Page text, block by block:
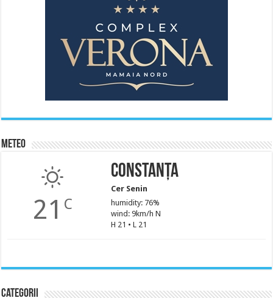
Meteo
21 C
Constanța
Cer Senin
humidity: 76%
wind: 9km/h N
H 21 • L 21
Categorii